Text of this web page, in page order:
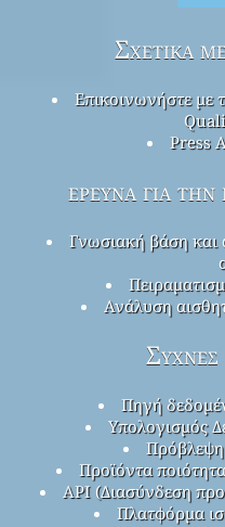
Σχετικά
Επικοινωνήστε
Press
έρευνα για
Γνωσιακή βάση και
Ανάλυση
Συχνές
Πηγή
Υπολογισμός
Προϊόντα
API (Διασύνδεση
Πλατφόρμα